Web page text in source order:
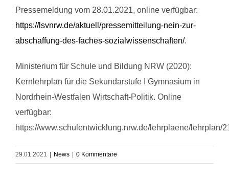
Pressemeldung vom 28.01.2021, online verfügbar:
https://lsvnrw.de/aktuell/pressemitteilung-nein-zur-
abschaffung-des-faches-sozialwissenschaften/.
Ministerium für Schule und Bildung NRW (2020):
Kernlehrplan für die Sekundarstufe I Gymnasium in
Nordrhein-Westfalen Wirtschaft-Politik. Online
verfügbar:
https://www.schulentwicklung.nrw.de/lehrplaene/
29.01.2021 News 0 Kommentare